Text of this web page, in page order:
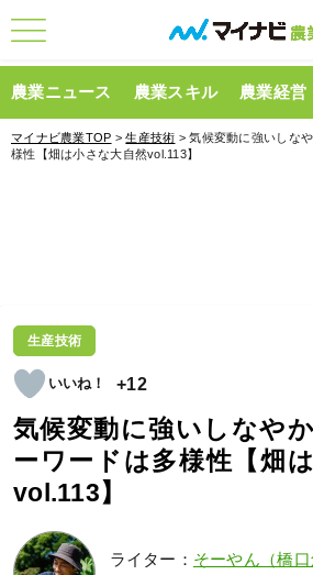
農業ニュース 農業スキル 農業経営
マイナビ農業TOP >生産技術 > 気候変動に強いしな
様性【畑は小さな大自然vol.113】
生産技術
+12
気候変動に強いしなや
ーワードは多様性【畑
vol.113】
ライター： そーやん（橋口